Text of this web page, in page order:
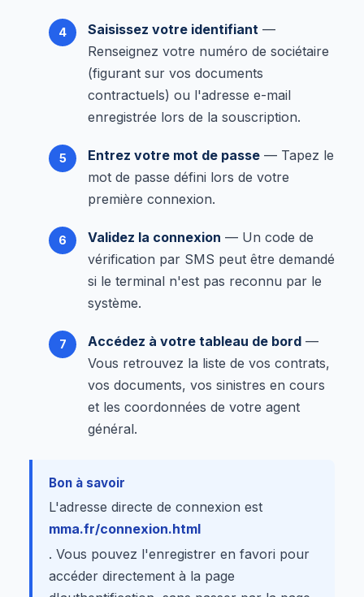
Saisissez votre identifiant —
Renseignez votre numéro de sociétaire
(figurant sur vos documents
contractuels) ou l'adresse e-mail
enregistrée lors de la souscription.
Entrez votre mot de passe — Tapez le
mot de passe défini lors de votre
première connexion.
Validez la connexion — Un code de
vérification par SMS peut être demandé
si le terminal n'est pas reconnu par le
système.
Accédez à votre tableau de bord —
Vous retrouvez la liste de vos contrats,
vos documents, vos sinistres en cours
et les coordonnées de votre agent
général.
Bon à savoir
L'adresse directe de connexion est
mma.fr/connexion.html
. Vous pouvez l'enregistrer en favori pour
accéder directement à la page